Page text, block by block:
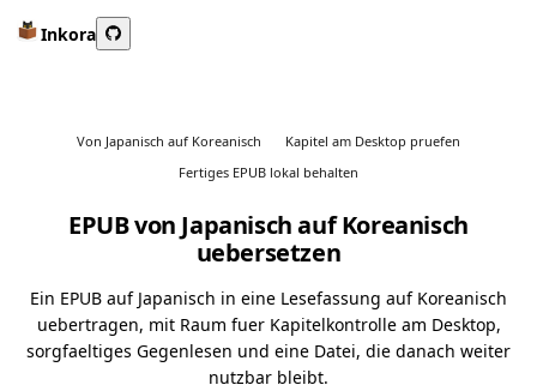
Inkora
Von Japanisch auf Koreanisch
Kapitel am Desktop pruefen
Fertiges EPUB lokal behalten
EPUB von Japanisch auf Koreanisch
uebersetzen
Ein EPUB auf Japanisch in eine Lesefassung auf Koreanisch
uebertragen, mit Raum fuer Kapitelkontrolle am Desktop,
sorgfaeltiges Gegenlesen und eine Datei, die danach weiter
nutzbar bleibt.